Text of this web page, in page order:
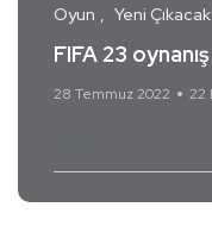
Oyun Yeni
FIFA 23
28 Temmuz 2022 22